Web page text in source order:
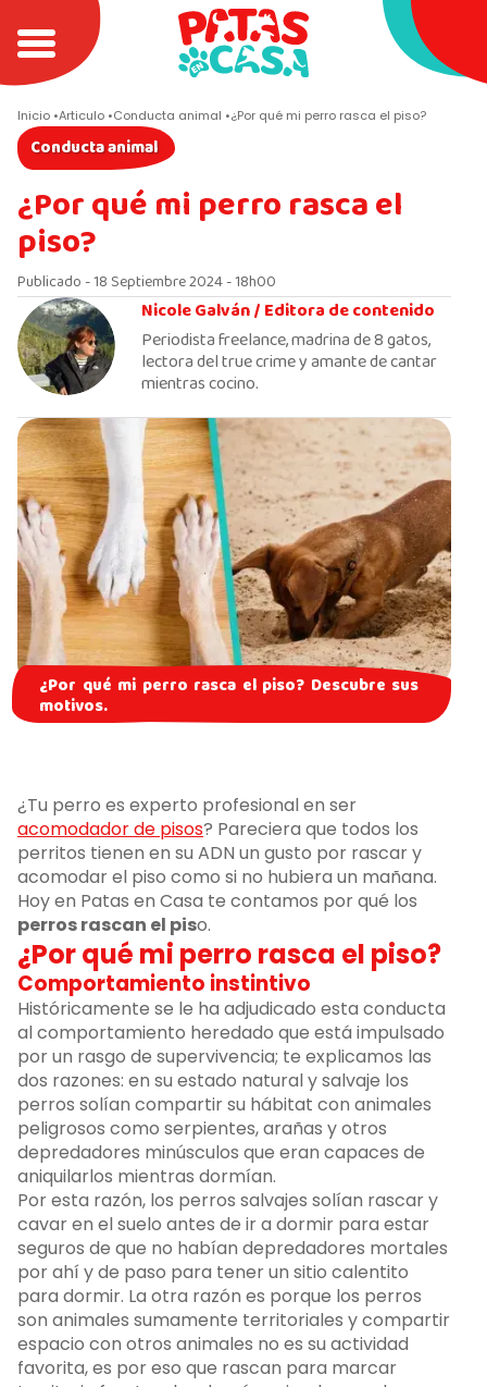
Inicio Articulo Conducta animal ¿Por qué mi perro rasca el piso?
Conducta animal
¿Por qué mi perro rasca el
piso?
Publicado - 18 Septiembre 2024 - 18h00
Nicole Galván /Editora de contenido
Periodista freelance, madrina de 8 gatos,
lectora del true crime y amante de cantar
mientras cocino.
¿Por qué mi perro rasca el piso? Descubre sus
motivos.
¿Tu perro es experto profesional en ser
acomodador de pisos? Pareciera que todos los
perritos tienen en su ADN un gusto por rascar y
acomodar el piso como si no hubiera un mañana.
Hoy en Patas en Casa te contamos por qué los
perros rascan el piso.
¿Por qué mi perro rasca el piso?
Comportamiento instintivo
Históricamente se le ha adjudicado esta conducta
al comportamiento heredado que está impulsado
por un rasgo de supervivencia; te explicamos las
dos razones: en su estado natural y salvaje los
perros solían compartir su hábitat con animales
peligrosos como serpientes, arañas y otros
depredadores minúsculos que eran capaces de
aniquilarlos mientras dormían.
Por esta razón, los perros salvajes solían rascar y
cavar en el suelo antes de ir a dormir para estar
seguros de que no habían depredadores mortales
por ahí y de paso para tener un sitio calentito
para dormir. La otra razón es porque los perros
son animales sumamente territoriales y compartir
espacio con otros animales no es su actividad
favorita, es por eso que rascan para marcar